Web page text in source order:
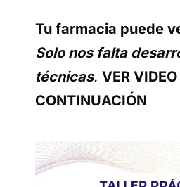
Tu farmacia puede
Solo nos falta
técnicas. VER
CONTINUACIÓN